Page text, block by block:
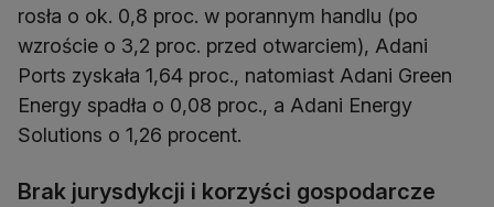
rosła o ok. 0,8 proc. w porannym handlu (po
wzroście o 3,2 proc. przed otwarciem), Adani
Ports zyskała 1,64 proc., natomiast Adani Green
Energy spadła o 0,08 proc., a Adani Energy
Solutions o 1,26 procent.
Brak jurysdykcji i korzyści gospodarcze